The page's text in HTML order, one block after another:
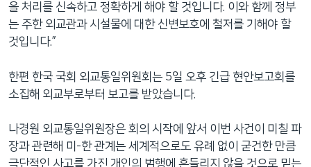
을 처리를 신속하고 정확하게 해야 할 것입니다. 이와 함께 정부
는 주한 외교관과 시설물에 대한 신변보호에 철저를 기해야 할
것입니다.”
한편 한국 국회 외교통일위원회는 5일 오후 긴급 현안보고회를
소집해 외교부로부터 보고를 받았습니다.
나경원 외교통일위원장은 회의 시작에 앞서 이번 사건이 미칠 파
장과 관련해 미-한 관계는 세계적으로도 유례 없이 굳건한 만큼
극단적인 사고를 가진 개인의 범행에 흔들리지 않을 것으로 믿는